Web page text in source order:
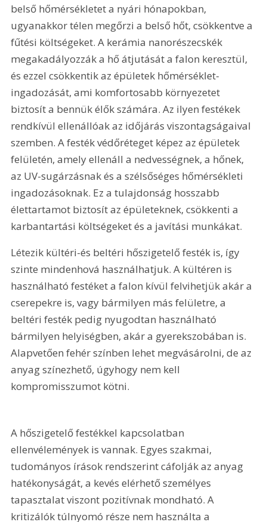
belső hőmérsékletet a nyári hónapokban,
ugyanakkor télen megőrzi a belső hőt, csökkentve a
fűtési költségeket. A kerámia nanorészecskék
megakadályozzák a hő átjutását a falon keresztül,
és ezzel csökkentik az épületek hőmérséklet-
ingadozását, ami komfortosabb környezetet
biztosít a bennük élők számára. Az ilyen festékek
rendkívül ellenállóak az időjárás viszontagságaival
szemben. A festék védőréteget képez az épületek
felületén, amely ellenáll a nedvességnek, a hőnek,
az UV-sugárzásnak és a szélsőséges hőmérsékleti
ingadozásoknak. Ez a tulajdonság hosszabb
élettartamot biztosít az épületeknek, csökkenti a
karbantartási költségeket és a javítási munkákat.
Létezik kültéri-és beltéri hőszigetelő festék is, így
szinte mindenhová használhatjuk. A kültéren is
használható festéket a falon kívül felvihetjük akár a
cserepekre is, vagy bármilyen más felületre, a
beltéri festék pedig nyugodtan használható
bármilyen helyiségben, akár a gyerekszobában is.
Alapvetően fehér színben lehet megvásárolni, de az
anyag színezhető, úgyhogy nem kell
kompromisszumot kötni.
A hőszigetelő festékkel kapcsolatban
ellenvélemények is vannak. Egyes szakmai,
tudományos írások rendszerint cáfolják az anyag
hatékonyságát, a kevés elérhető személyes
tapasztalat viszont pozitívnak mondható. A
kritizálók túlnyomó része nem használta a